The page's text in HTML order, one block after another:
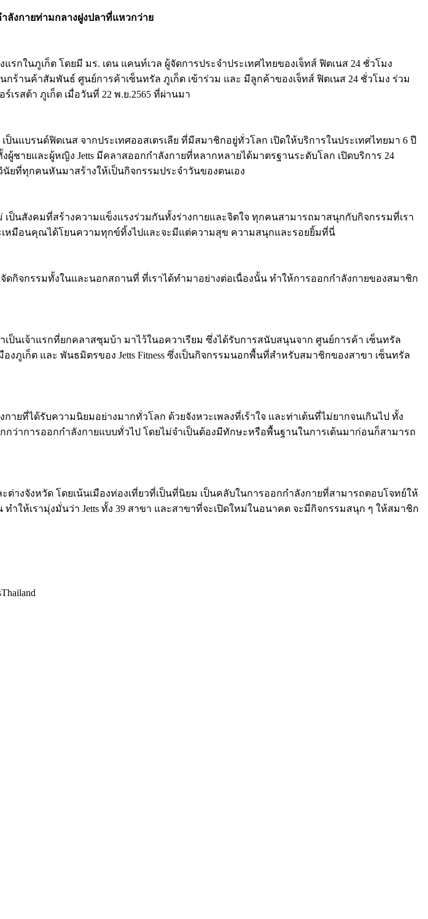
ลังกายท่ามกลางฝูงปลาที่แหวกว่าย
แรกในภูเก็ต โดยมี มร. เดน แคนท์เวล ผู้จัดการประจำประเทศไทยของเจ็ทส์ ฟิตเนส 24 ชั่วโมง
นกร้านค้าสัมพันธ์ ศูนย์การค้าเซ็นทรัล ภูเก็ต เข้าร่วม และ มีลูกค้าของเจ็ทส์ ฟิตเนส 24 ชั่วโมง ร่วม
รสต้า ภูเก็ต เมื่อวันที่ 22 พ.ย.2565 ที่ผ่านมา
ป็นแบรนด์ฟิตเนส จากประเทศออสเตรเลีย ที่มีสมาชิกอยู่ทั่วโลก เปิดให้บริการในประเทศไทยมา 6 ปี
ชายและผู้หญิง Jetts มีคลาสออกกำลังกายที่หลากหลายได้มาตรฐานระดับโลก เปิดบริการ 24
ยที่ทุกคนหันมาสร้างให้เป็นกิจกรรมประจำวันของตนเอง
ป็นสังคมที่สร้างความแข็งแรงร่วมกันทั้งร่างกายและจิตใจ ทุกคนสามารถมาสนุกกับกิจกรรมที่เรา
เหมือนคุณได้โยนความทุกข์ทิ้งไปและจะมีแต่ความสุข ความสนุกและรอยยิ้มที่นี่
ดกิจกรรมทั้งในและนอกสถานที่ ที่เราได้ทำมาอย่างต่อเนื่องนั้น ทำให้การออกกำลังกายของสมาชิก
เป็นเจ้าแรกที่ยกคลาสซุมบ้า มาไว้ในอควาเรียม ซึ่งได้รับการสนับสนุนจาก ศูนย์การค้า เซ็นทรัล
เก็ต และ พันธมิตรของ Jetts Fitness ซึ่งเป็นกิจกรรมนอกพื้นที่สำหรับสมาชิกของสาขา เซ็นทรัล
ายที่ได้รับความนิยมอย่างมากทั่วโลก ด้วยจังหวะเพลงที่เร้าใจ และท่าเต้นที่ไม่ยากจนเกินไป ทั้ง
กว่าการออกกำลังกายแบบทั่วไป โดยไม่จำเป็นต้องมีทักษะหรือพื้นฐานในการเต้นมาก่อนก็สามารถ
ต่างจังหวัด โดยเน้นเมืองท่องเที่ยวที่เป็นที่นิยม เป็นคลับในการออกกำลังกายที่สามารถตอบโจทย์ให้
ให้เรามุ่งมั่นว่า Jetts ทั้ง 39 สาขา และสาขาที่จะเปิดใหม่ในอนาคต จะมีกิจกรรมสนุก ๆ ให้สมาชิก